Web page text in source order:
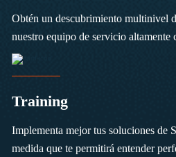
Obtén un descubrimiento multinivel
nuestro equipo de servicio altamente
Training
Implementa mejor tus soluciones de
medida que te permitirá entender